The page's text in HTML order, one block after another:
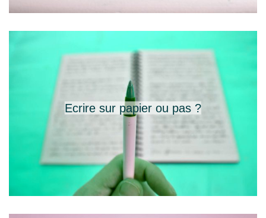
Ecrire sur papier ou pas ?